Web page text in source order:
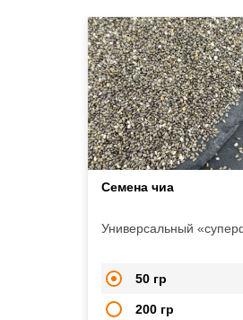
Семена чиа
Универсальный
50 гр
200 гр